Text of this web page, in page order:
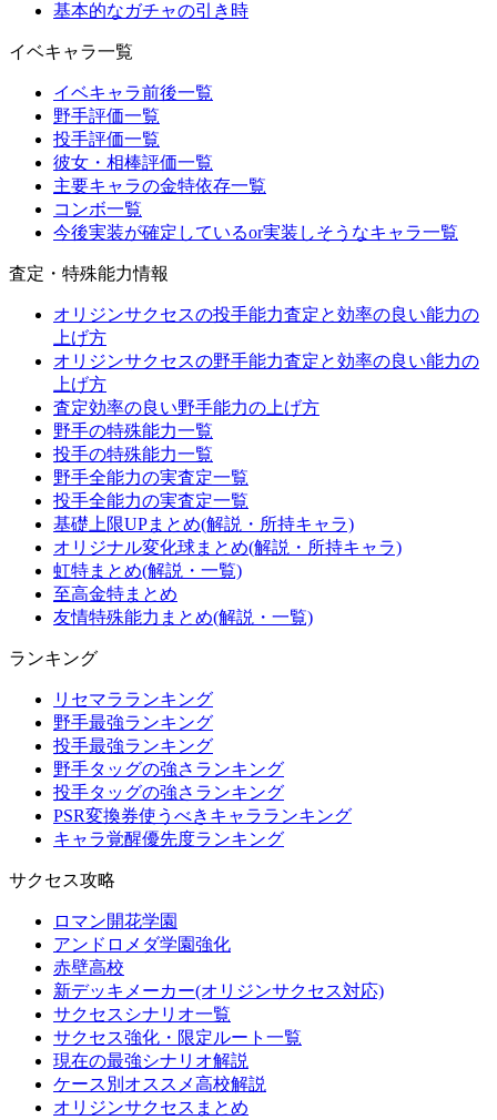
基本的なガチャの引き時
イベキャラ一覧
イベキャラ前後一覧
野手評価一覧
投手評価一覧
彼女・相棒評価一覧
主要キャラの金特依存一覧
コンボ一覧
今後実装が確定しているor実装しそうなキャラ一覧
査定・特殊能力情報
オリジンサクセスの投手能力査定と効率の良い能力の
上げ方
オリジンサクセスの野手能力査定と効率の良い能力の
上げ方
査定効率の良い野手能力の上げ方
野手の特殊能力一覧
投手の特殊能力一覧
野手全能力の実査定一覧
投手全能力の実査定一覧
基礎上限UPまとめ(解説・所持キャラ)
オリジナル変化球まとめ(解説・所持キャラ)
虹特まとめ(解説・一覧)
至高金特まとめ
友情特殊能力まとめ(解説・一覧)
ランキング
リセマラランキング
野手最強ランキング
投手最強ランキング
野手タッグの強さランキング
投手タッグの強さランキング
PSR変換券使うべきキャラランキング
キャラ覚醒優先度ランキング
サクセス攻略
ロマン開花学園
アンドロメダ学園強化
赤壁高校
新デッキメーカー(オリジンサクセス対応)
サクセスシナリオ一覧
サクセス強化・限定ルート一覧
現在の最強シナリオ解説
ケース別オススメ高校解説
オリジンサクセスまとめ